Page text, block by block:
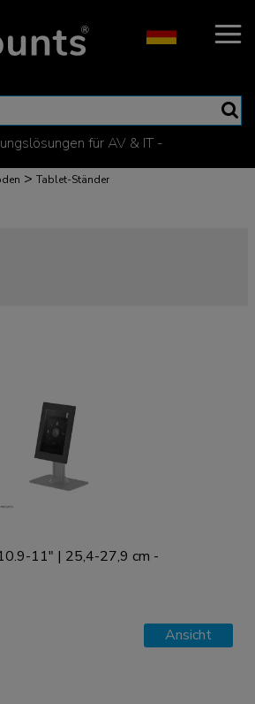
für AV & IT -
> Tablet-Ständer
11" | 25,4-27,9 cm -
Ansicht